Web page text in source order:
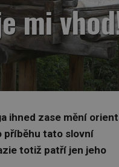
mi
ihned zase mění
příběhu tato slovní
totiž patří jen jeho